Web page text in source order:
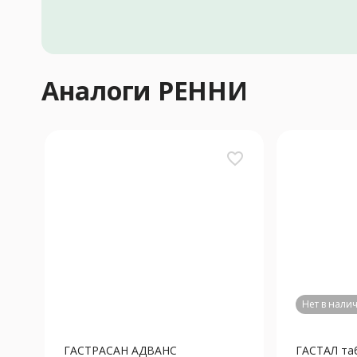
Аналоги РЕННИ
favorite_border
ГАСТРАСАН АДВАНС
Нет в
ГАСТАЛ